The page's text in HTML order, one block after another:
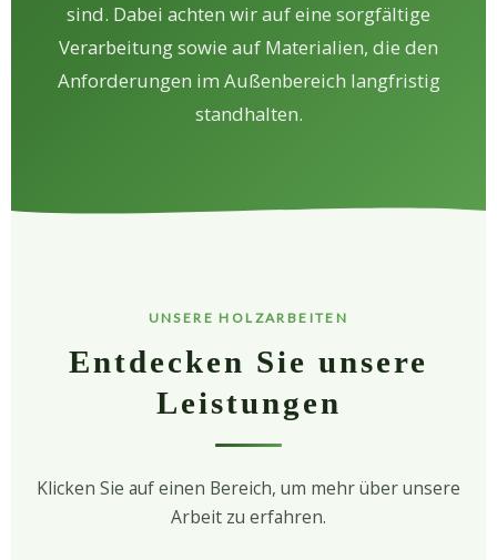
sind. Dabei achten wir auf eine sorgfältige
Verarbeitung sowie auf Materialien, die den
Anforderungen im Außenbereich langfristig
standhalten.
UNSERE HOLZARBEITEN
Entdecken Sie unsere
Leistungen
Klicken Sie auf einen Bereich, um mehr über unsere
Arbeit zu erfahren.